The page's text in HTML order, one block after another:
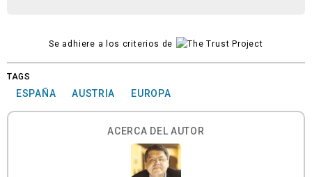
Se adhiere a los criterios de
TAGS
ESPAÑA AUSTRIA EUROPA
ACERCA DEL AUTOR